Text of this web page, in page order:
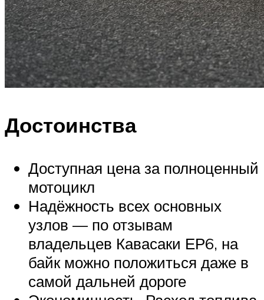
Достоинства
Доступная цена за полноценный
мотоцикл
Надёжность всех основных
узлов — по отзывам
владельцев Кавасаки ЕР6, на
байк можно положиться даже в
самой дальней дороге